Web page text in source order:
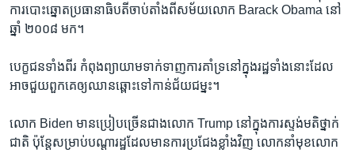
ការ​បោះឆ្នោត​ប្រធានាធិបតី​ចាប់តាំង​ពី​សម័យ​លោក Barack Obama នៅ​
ឆ្នាំ ២០០៨ មក។
បេក្ខជន​ទាំង​ពីរ ​កំពុង​ព្យាយាម​ទាក់ទាញ​ការ​គាំទ្រ​នៅ​ក្នុង​រដ្ឋ​ទាំង​នោះ​ដែល​
អាច​ជួយ​ពួកគេ​ឲ្យ​ឈាន​ឆ្ពោះ​ទៅ​កាន់​ជ័យជម្នះ។
លោក Biden មាន​ប្រៀប​ច្រើន​ជាង​លោក Trump នៅ​ក្នុង​ការ​ស្ទង់​មតិ​ថ្នាក់​
ជាតិ ប៉ុន្តែ​សម្រាប់​បណ្តា​រដ្ឋ​ដែល​មាន​ការ​ប្រជែង​ខ្លាំង​វិញ លោក​នាំ​មុខ​លោក